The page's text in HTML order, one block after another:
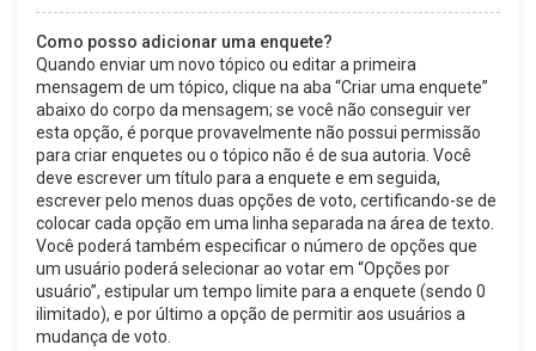
Como posso adicionar uma enquete?
Quando enviar um novo tópico ou editar a primeira
mensagem de um tópico, clique na aba “Criar uma enquete”
abaixo do corpo da mensagem; se você não conseguir ver
esta opção, é porque provavelmente não possui permissão
para criar enquetes ou o tópico não é de sua autoria. Você
deve escrever um título para a enquete e em seguida,
escrever pelo menos duas opções de voto, certificando-se de
colocar cada opção em uma linha separada na área de texto.
Você poderá também especificar o número de opções que
um usuário poderá selecionar ao votar em “Opções por
usuário”, estipular um tempo limite para a enquete (sendo 0
ilimitado), e por último a opção de permitir aos usuários a
mudança de voto.